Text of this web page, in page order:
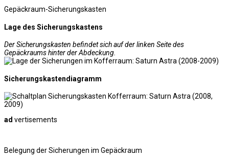
Gepäckraum-Sicherungskasten
Lage des Sicherungskastens
Der Sicherungskasten befindet sich auf der linken Seite des
Gepäckraums hinter der Abdeckung.
Sicherungskastendiagramm
ad vertisements
Belegung der Sicherungen im Gepäckraum